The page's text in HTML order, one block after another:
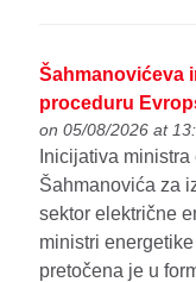
Šahmanovićeva
proceduru
on 05/08/2026 at
Inicijativa
Šahmanovića za
sektor električne
ministri
pretočena je u